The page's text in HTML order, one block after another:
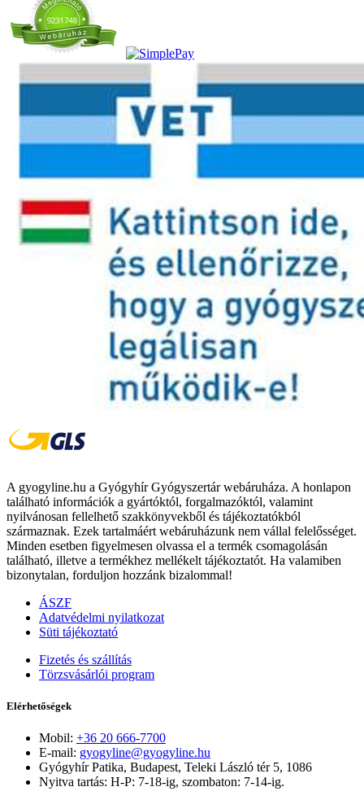
A gyogyline.hu a Gyógyhír Gyógyszertár webáruháza. A honlapon
található információk a gyártóktól, forgalmazóktól, valamint
nyilvánosan fellelhető szakkönyvekből és tájékoztatókból
származnak. Ezek tartalmáért webáruházunk nem vállal felelősséget.
Minden esetben figyelmesen olvassa el a termék csomagolásán
található, illetve a termékhez mellékelt tájékoztatót. Ha valamiben
bizonytalan, forduljon hozzánk bizalommal!
ÁSZF
Adatvédelmi nyilatkozat
Süti tájékoztató
Fizetés és szállítás
Törzsvásárlói program
Elérhetőségek
Mobil: +36 20 666-7700
E-mail: gyogyline@gyogyline.hu
Gyógyhír Patika, Budapest, Teleki László tér 5, 1086
Nyitva tartás: H-P: 7-18-ig, szombaton: 7-14-ig.